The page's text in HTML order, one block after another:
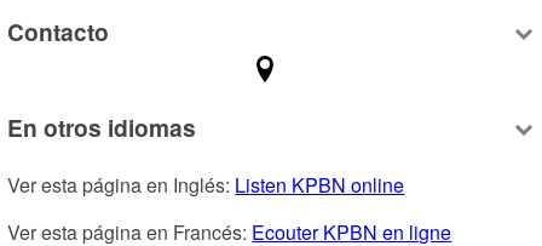
Contacto
En otros idiomas
Ver esta página en Inglés: Listen KPBN online
Ver esta página en Francés: Ecouter KPBN en ligne